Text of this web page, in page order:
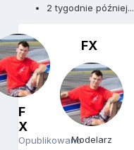
2 tygodnie później...
F
X
Opublikowano
FX
Modelarz